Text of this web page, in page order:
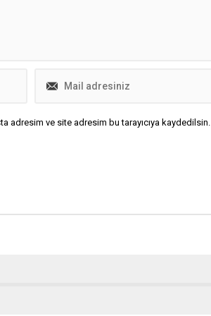
adresim ve site adresim bu tarayıcıya kaydedilsin.